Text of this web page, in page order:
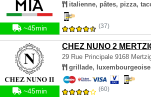
italienne, pâtes, pizza,
~45min (37)
CHEZ NUNO 2
29 Rue Principale 9168
grillade,
~45min (60)